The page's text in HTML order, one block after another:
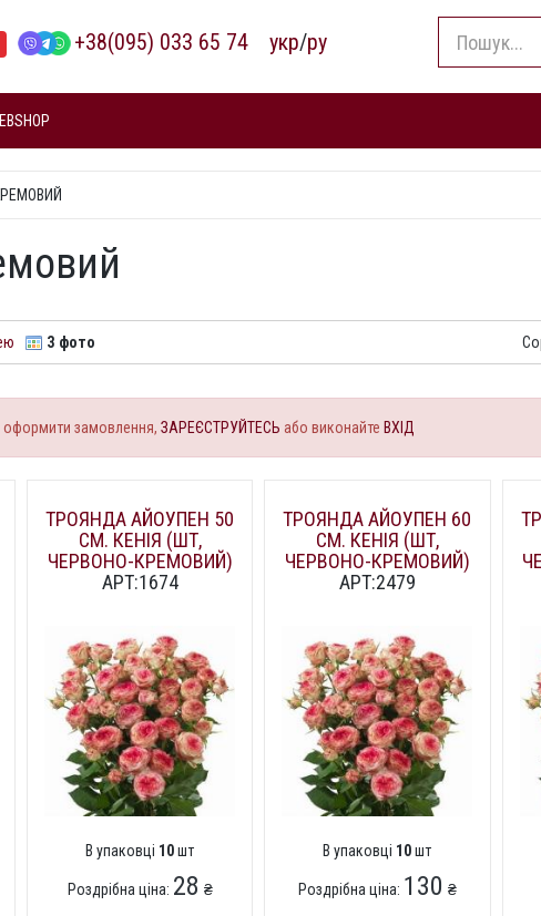
+38(095) 033 65 74 укр/ру
З фото
оформити замовлення, ЗАРЕЄСТРУЙТЕСЬ або виконайте ВХІД
ТРОЯНДА АЙОУПЕН 50
СМ. КЕНІЯ (ШТ,
ЧЕРВОНО-КРЕМОВИЙ)
АРТ:1674
В упаковці 10шт
Роздрібна ціна: 28 ₴
ТРОЯНДА АЙОУПЕН 60
СМ. КЕНІЯ (ШТ,
ЧЕРВОНО-КРЕМОВИЙ)
АРТ:2479
В упаковці 10шт
Роздрібна ціна: 130 ₴